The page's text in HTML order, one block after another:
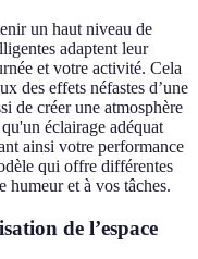
un haut niveau de
adaptent leur
et votre activité. Cela
des effets néfastes d’une
de créer une atmosphère
éclairage adéquat
ainsi votre performance
qui offre différentes
humeur et à vos tâches.
de l’espace